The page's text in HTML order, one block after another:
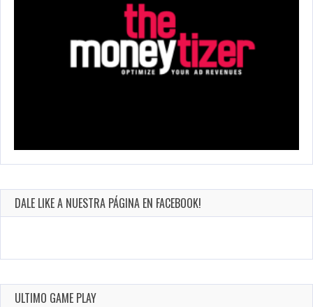
DALE LIKE A NUESTRA PÁGINA EN FACEBOOK!
ULTIMO GAME PLAY